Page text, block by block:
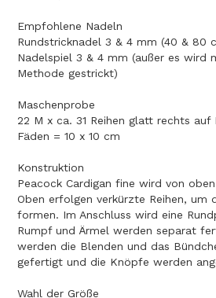
Empfohlene Nadeln
Rundstricknadel 3 & 4 mm (40 & 80
Nadelspiel 3 & 4 mm (außer es wird
Methode gestrickt)
Maschenprobe
22 M x ca. 31 Reihen glatt rechts
Fäden = 10 x 10 cm
Konstruktion
Peacock Cardigan fine wird von
Oben erfolgen verkürzte Reihen, um
formen. Im Anschluss wird eine
Rumpf und Ärmel werden separat
werden die Blenden und das
gefertigt und die Knöpfe werden
Wahl der Größe